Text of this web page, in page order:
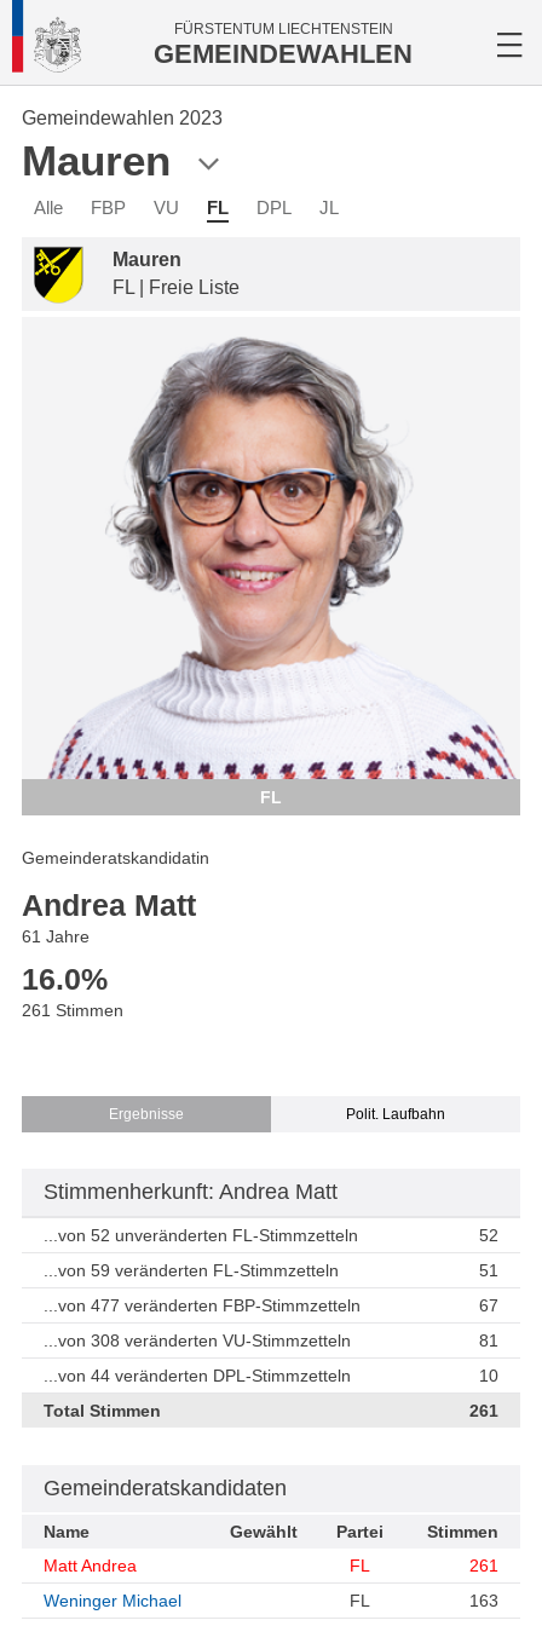
FÜRSTENTUM LIECHTENSTEIN
GEMEINDEWAHLEN
Gemeindewahlen 2023
Mauren
Alle FBP VU FL DPL JL
Mauren
FL | Freie Liste
FL
Gemeinderatskandidatin
Andrea Matt
61 Jahre
16.0%
261 Stimmen
Ergebnisse Polit. Laufbahn
Stimmenherkunft: Andrea Matt
...von 52 unveränderten FL-Stimmzetteln
52
...von 59 veränderten FL-Stimmzetteln
51
...von 477 veränderten FBP-Stimmzetteln
67
...von 308 veränderten VU-Stimmzetteln
81
...von 44 veränderten DPL-Stimmzetteln
10
Total Stimmen
261
Gemeinderatskandidaten
Name Gewählt Partei
Stimmen
Matt Andrea
FL
261
Weninger Michael
FL 163